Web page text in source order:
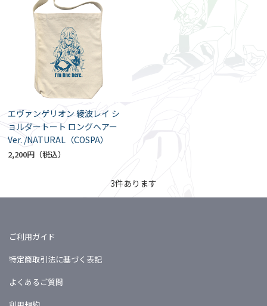
エヴァンゲリオン 綾波レイ シ
ョルダートート ロングヘアー
Ver. /NATURAL（COSPA）
2,200円
3件あります
ご利用ガイド
特定商取引法に基づく表記
よくあるご質問